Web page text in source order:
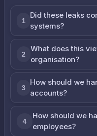
1
Did these leaks
systems?
2
What does this
organisation?
3
How should we
accounts?
4
How should we
employees?